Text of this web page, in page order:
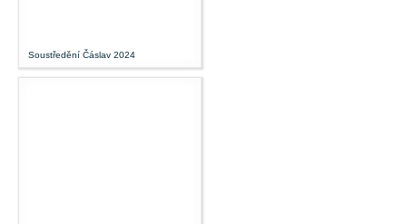
Soustředění Čáslav 2024